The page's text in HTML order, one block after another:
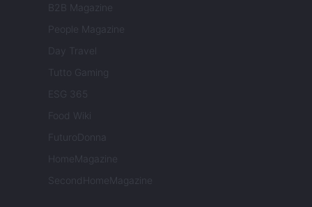
B2B Magazine
People Magazine
Day Travel
Tutto Gaming
ESG 365
Food Wiki
FuturoDonna
HomeMagazine
SecondHomeMagazine